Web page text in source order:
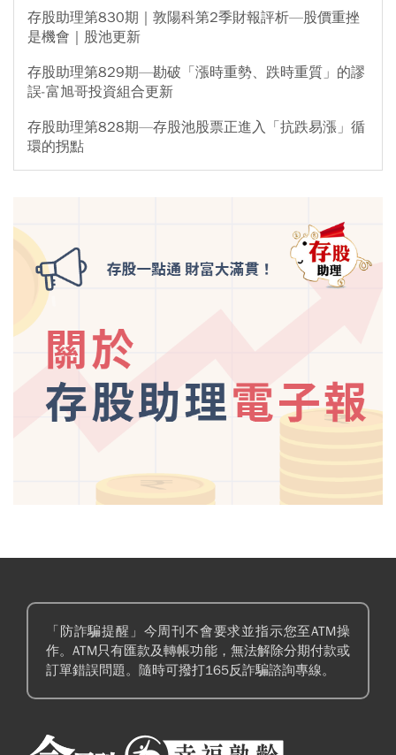
存股助理第830期｜敦陽科第2季財報評析—股價重挫
是機會｜股池更新
存股助理第829期—勘破「漲時重勢、跌時重質」的謬
誤-富旭哥投資組合更新
存股助理第828期—存股池股票正進入「抗跌易漲」循
環的拐點
「防詐騙提醒」今周刊不會要求並指示您至ATM操
作。ATM只有匯款及轉帳功能，無法解除分期付款或
訂單錯誤問題。隨時可撥打165反詐騙諮詢專線。